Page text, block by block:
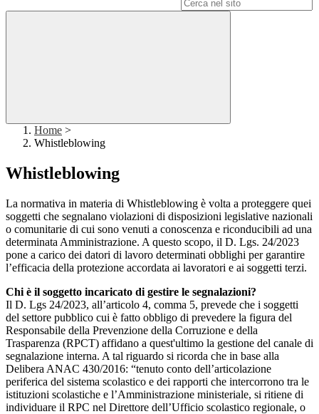
Home >
Whistleblowing
Whistleblowing
La normativa in materia di Whistleblowing è volta a proteggere quei
soggetti che segnalano violazioni di disposizioni legislative nazionali
o comunitarie di cui sono venuti a conoscenza e riconducibili ad una
determinata Amministrazione. A questo scopo, il D. Lgs. 24/2023
pone a carico dei datori di lavoro determinati obblighi per garantire
l’efficacia della protezione accordata ai lavoratori e ai soggetti terzi.
Chi è il soggetto incaricato di gestire le segnalazioni?
Il D. Lgs 24/2023, all’articolo 4, comma 5, prevede che i soggetti
del settore pubblico cui è fatto obbligo di prevedere la figura del
Responsabile della Prevenzione della Corruzione e della
Trasparenza (RPCT) affidano a quest'ultimo la gestione del canale di
segnalazione interna. A tal riguardo si ricorda che in base alla
Delibera ANAC 430/2016: “tenuto conto dell’articolazione
periferica del sistema scolastico e dei rapporti che intercorrono tra le
istituzioni scolastiche e l’Amministrazione ministeriale, si ritiene di
individuare il RPC nel Direttore dell’Ufficio scolastico regionale, o